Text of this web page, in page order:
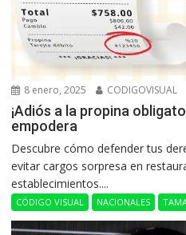
8 enero, 2025 CODIGOVISUAL
¡Adiós a la propina
empodera
Descubre cómo defender tus
evitar cargos sorpresa en
establecimientos....
CÓDIGO VISUAL NACIONALES